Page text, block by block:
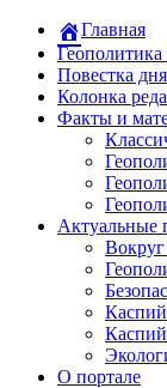
Главная
Геополитика
Повестка дня
Колонка
Факты и
Актуальные
О портале